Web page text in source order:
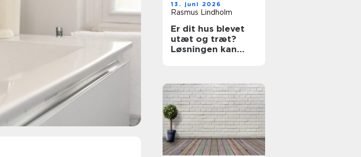
13. juni 2026
Rasmus Lindholm
Er dit hus blevet
utæt og træt?
Løsningen kan